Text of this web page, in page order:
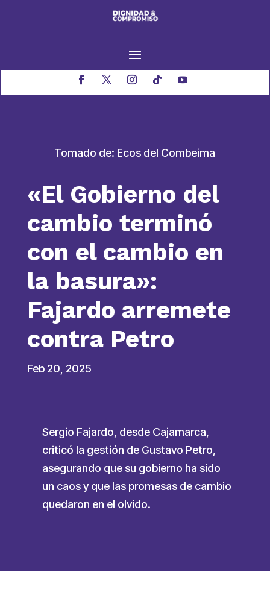
Tomado de: Ecos del Combeima
«El Gobierno del
cambio terminó
con el cambio en
la basura»:
Fajardo arremete
contra Petro
Feb 20, 2025
Sergio Fajardo, desde Cajamarca,
criticó la gestión de Gustavo Petro,
asegurando que su gobierno ha sido
un caos y que las promesas de cambio
quedaron en el olvido.